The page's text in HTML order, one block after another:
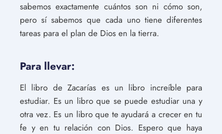
sabemos exactamente cuántos son ni cómo son,
pero sí sabemos que cada uno tiene diferentes
tareas para el plan de Dios en la tierra.
Para llevar:
El libro de Zacarías es un libro increíble para
estudiar. Es un libro que se puede estudiar una y
otra vez. Es un libro que te ayudará a crecer en tu
fe y en tu relación con Dios. Espero que haya